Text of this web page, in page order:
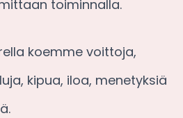
toiminnalla.
koemme voittoja,
kipua, iloa, menetyksiä